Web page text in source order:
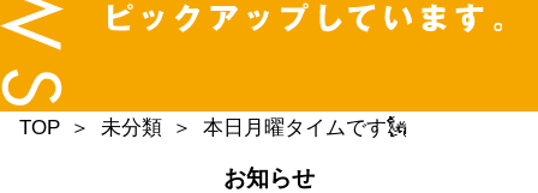
TOP 未分類 本日月曜タイムです🗽
お知らせ